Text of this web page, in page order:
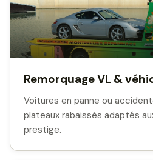
Remorquage VL &
Voitures en panne ou
plateaux rabaissés adaptés
prestige.